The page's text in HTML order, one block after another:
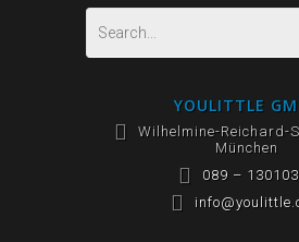
YOULITTLE
Wilhelmine-Reichard-
München
089 –